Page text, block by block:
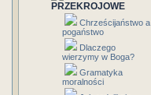
PRZEKROJOWE
Chrześcijaństwo a
pogaństwo
Dlaczego
wierzymy w Boga?
Gramatyka
moralności